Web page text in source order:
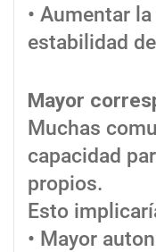
• Aumentar
estabilidad
Mayor
Muchas
capacidad
propios.
Esto
• Mayor